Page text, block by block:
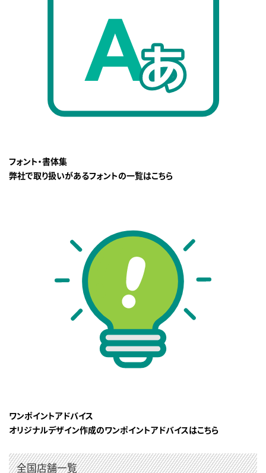
フォント・書体集
弊社で取り扱いがあるフォントの一覧はこちら
ワンポイントアドバイス
オリジナルデザイン作成のワンポイントアドバイスはこちら
全国店舗一覧